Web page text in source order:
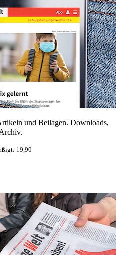
und Beilagen. Downloads,
19,90